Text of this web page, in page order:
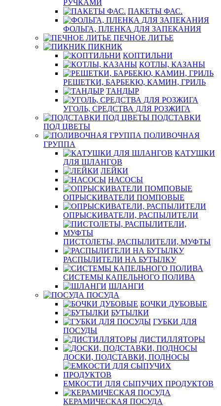
РУЧКАМИ
ПАКЕТЫ ФАС.
ФОЛЬГА, ПЛЕНКА ДЛЯ ЗАПЕКАНИЯ
ПЕЧНОЕ ЛИТЬЕ
ПИКНИК
КОПТИЛЬНИ
КОТЛЫ, КАЗАНЫ
РЕШЕТКИ, БАРБЕКЮ, КАМИН, ГРИЛЬ
ТАНДЫР
УГОЛЬ, СРЕДСТВА ДЛЯ РОЗЖИГА
ПОДСТАВКИ
ПОД ЦВЕТЫ
ПОЛИВОЧНАЯ
ГРУППА
КАТУШКИ
ДЛЯ ШЛАНГОВ
ЛЕЙКИ
НАСОСЫ
ОПРЫСКИВАТЕЛИ ПОМПОВЫЕ
ОПРЫСКИВАТЕЛИ, РАСПЫЛИТЕЛИ
ПИСТОЛЕТЫ, РАСПЫЛИТЕЛИ, МУФТЫ
РАСПЫЛИТЕЛИ НА БУТЫЛКУ
СИСТЕМЫ КАПЕЛЬНОГО ПОЛИВА
ШЛАНГИ
ПОСУДА
БОЧКИ ДУБОВЫЕ
БУТЫЛКИ
ГУБКИ ДЛЯ
ПОСУДЫ
ДИСТИЛЛЯТОРЫ
ДОСКИ, ПОДСТАВКИ, ПОДНОСЫ
ЕМКОСТИ ДЛЯ СЫПУЧИХ ПРОДУКТОВ
КЕРАМИЧЕСКАЯ ПОСУДА